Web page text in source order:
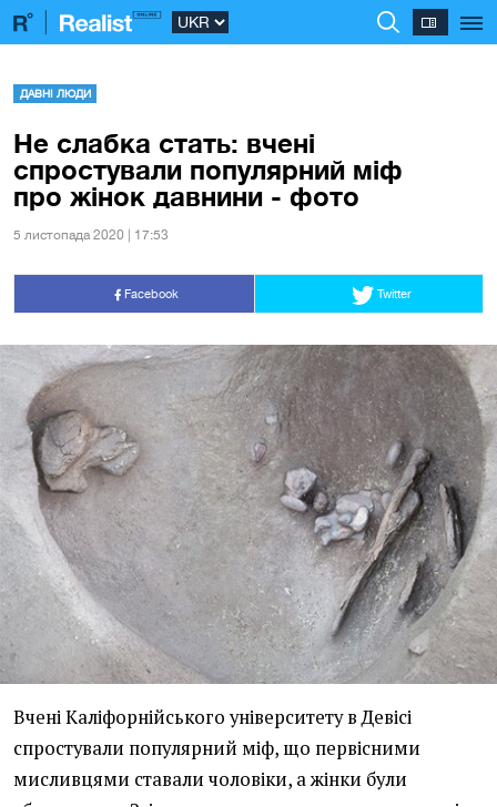
ДАВНІ ЛЮДИ
Не слабка стать: вчені
спростували популярний міф
про жінок давнини - фото
5 листопада 2020 | 17:53
Facebook Twitter
Вчені Каліфорнійського університету в Девісі
спростували популярний міф, що первісними
мисливцями ставали чоловіки, а жінки були